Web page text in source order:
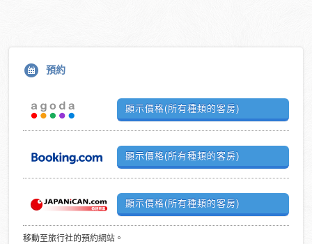
預約
顯示價格(所有種類的客房)
顯示價格(所有種類的客房)
顯示價格(所有種類的客房)
移動至旅行社的預約網站。